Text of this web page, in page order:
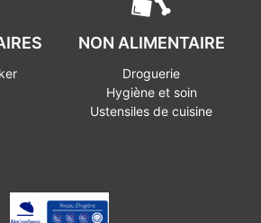
NON ALIMENTAIRE
Droguerie
Hygiène et soin
Ustensiles de cuisine